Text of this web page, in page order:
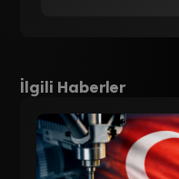
İlgili Haberler